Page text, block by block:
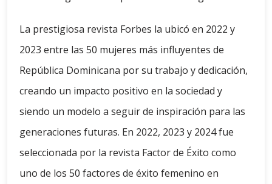
La prestigiosa revista Forbes la ubicó en 2022 y
2023 entre las 50 mujeres más influyentes de
República Dominicana por su trabajo y dedicación,
creando un impacto positivo en la sociedad y
siendo un modelo a seguir de inspiración para las
generaciones futuras. En 2022, 2023 y 2024 fue
seleccionada por la revista Factor de Éxito como
uno de los 50 factores de éxito femenino en